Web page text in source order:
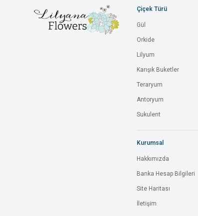
Çiçek Türü
Gül
Orkide
Lilyum
Karışık Buketler
Teraryum
Antoryum
Sukulent
Kurumsal
Hakkımızda
Banka Hesap Bilgileri
Site Haritası
İletişim